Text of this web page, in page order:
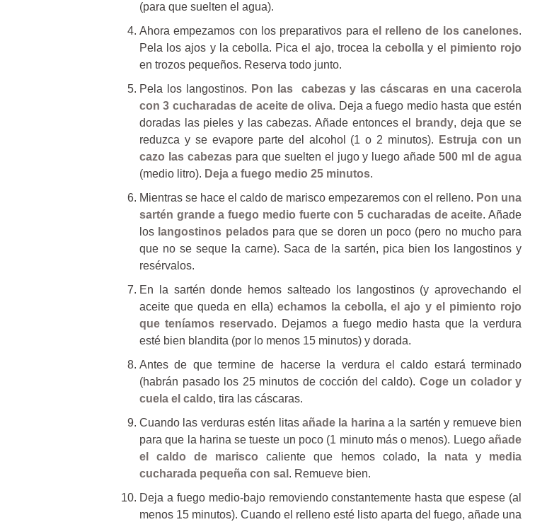
(para que suelten el agua).
Ahora empezamos con los preparativos para el relleno de los canelones.
Pela los ajos y la cebolla. Pica el ajo, trocea lacebolla y el pimiento rojo
en trozos pequeños. Reserva todo junto.
Pela los langostinos. Pon las cabezas y las cáscaras en una cacerola
con 3 cucharadas de aceite de oliva. Deja a fuego medio hasta que estén
doradas las pieles y las cabezas. Añade entonces el
brandy, deja que se
reduzca y se evapore parte del alcohol (1 o 2 minutos).
Estruja con un
cazo las cabezaspara que suelten el jugo y luego añade500 ml de agua
(medio litro). Deja a fuego medio 25 minutos.
Mientras se hace el caldo de marisco empezaremos con el relleno. Pon una
sartén grande a fuego medio fuerte con 5 cucharadas de aceite. Añade
los langostinos peladospara que se doren un poco (pero no mucho para
que no se seque la carne). Saca de la sartén, pica bien los langostinos y
resérvalos.
En la sartén donde hemos salteado los langostinos (y aprovechando el
aceite que queda en ella) echamos la cebolla, el ajo y el pimiento rojo
que teníamos reservado. Dejamos a fuego medio hasta que la verdura
esté bien blandita (por lo menos 15 minutos) y dorada.
Antes de que termine de hacerse la verdura el caldo estará terminado
(habrán pasado los 25 minutos de cocción del caldo). Coge un colador y
cuela el caldo, tira las cáscaras.
Cuando las verduras estén litas añade la harinaa la sartén y remueve bien
para que la harina se tueste un poco (1 minuto más o menos). Luego añade
el caldo de marisco caliente que hemos colado, la nataymedia
cucharada pequeña con sal . Remueve bien.
Deja a fuego medio-bajo removiendo constantemente hasta que espese (al
menos 15 minutos). Cuando el relleno esté listo aparta del fuego, añade una